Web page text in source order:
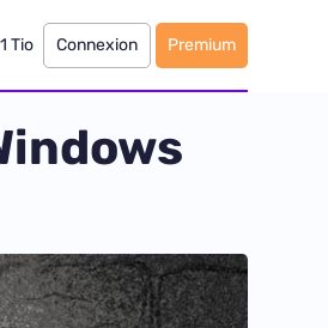
1 Tio Connexion Premium